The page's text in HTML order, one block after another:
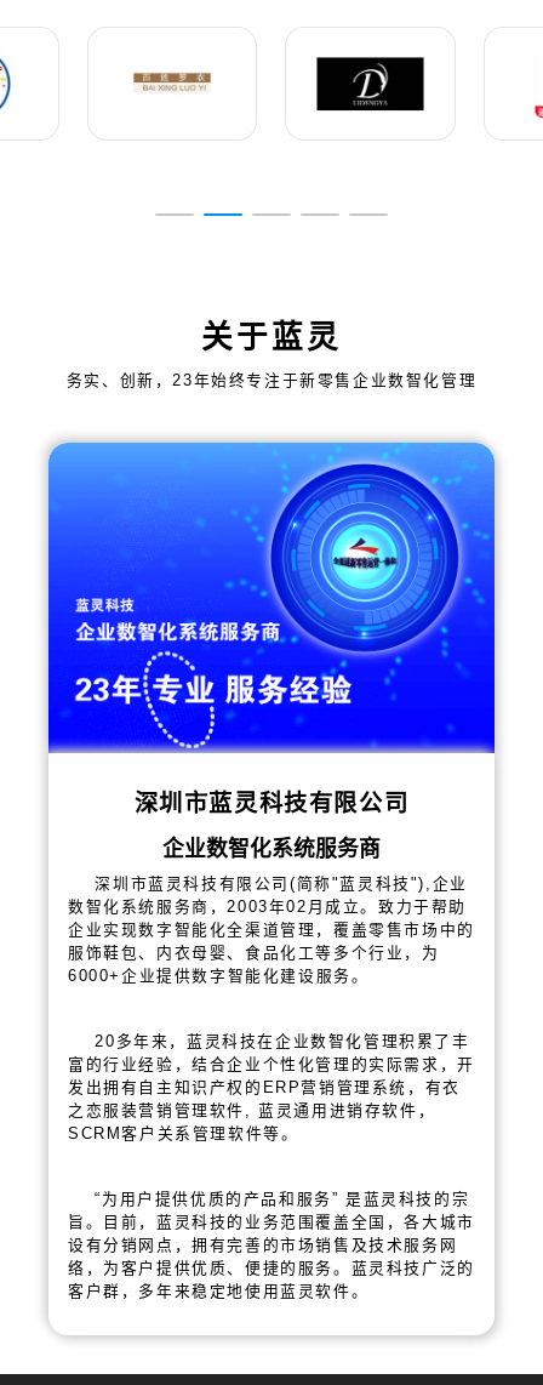
关于蓝灵
务实、创新，23年始终专注于新零售企业数智化管理
深圳市蓝灵科技有限公司
企业数智化系统服务商
深圳市蓝灵科技有限公司(简称"蓝灵科技"),企业
数智化系统服务商，2003年02月成立。致力于帮助
企业实现数字智能化全渠道管理，覆盖零售市场中的
服饰鞋包、内衣母婴、食品化工等多个行业，为
6000+企业提供数字智能化建设服务。
20多年来，蓝灵科技在企业数智化管理积累了丰
富的行业经验，结合企业个性化管理的实际需求，开
发出拥有自主知识产权的ERP营销管理系统，有衣
之恋服装营销管理软件, 蓝灵通用进销存软件，
SCRM客户关系管理软件等。
“为用户提供优质的产品和服务” 是蓝灵科技的宗
旨。目前，蓝灵科技的业务范围覆盖全国，各大城市
设有分销网点，拥有完善的市场销售及技术服务网
络，为客户提供优质、便捷的服务。蓝灵科技广泛的
客户群，多年来稳定地使用蓝灵软件。